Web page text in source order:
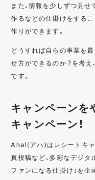
また、情報を少しずつ見
作るなどの仕掛けをする
作りができます。
どうすれば自らの事業を
せ方ができるのか？を考
です。
キャンペーン
キャンペーン！
Aha!(アハ)はレシートキャ
真投稿など、多彩なデジタ
ファンになる仕掛け」を企